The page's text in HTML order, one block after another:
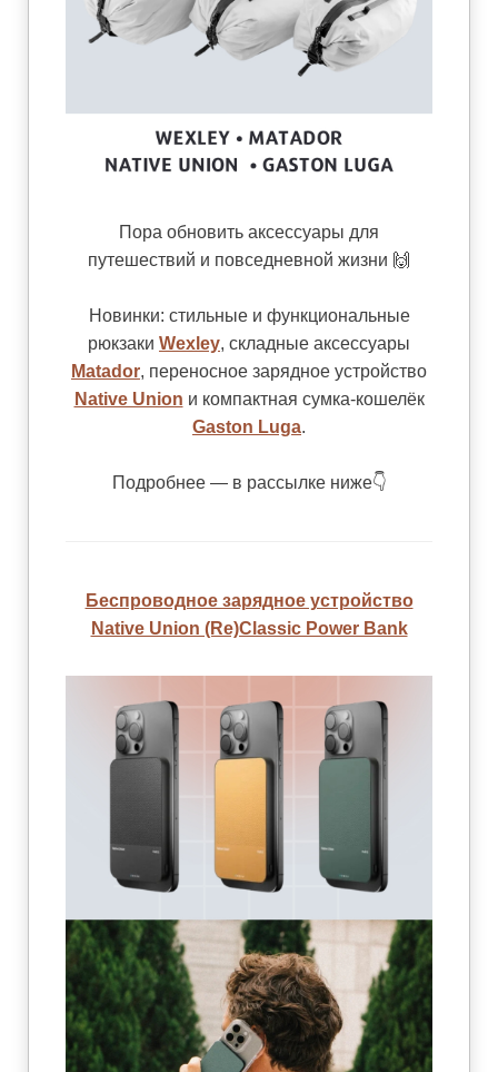
Пора обновить аксессуары для
путешествий и повседневной жизни 🙌
Новинки: стильные и функциональные
рюкзаки Wexley, складные аксессуары
Matador, переносное зарядное устройство
Native Union и компактная сумка-кошелёк
Gaston Luga.
Подробнее — в рассылке ниже👇
Беспроводное зарядное устройство
Native Union (Re)Classic Power Bank